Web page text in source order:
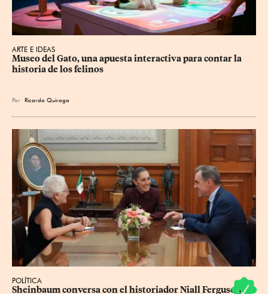
ARTE E IDEAS
Museo del Gato, una apuesta interactiva para contar la
historia de los felinos
Por Ricardo Quiroga
POLÍTICA
Sheinbaum conversa con el historiador Niall Ferguson